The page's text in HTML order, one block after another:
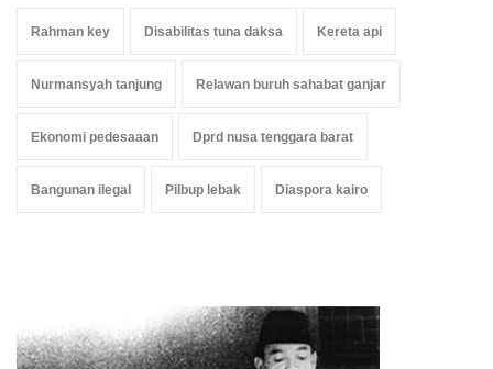
Rahman key Disabilitas tuna daksa Kereta api
Nurmansyah tanjung Relawan buruh sahabat ganjar
Ekonomi pedesaaan Dprd nusa tenggara barat
Bangunan ilegal Pilbup lebak Diaspora kairo